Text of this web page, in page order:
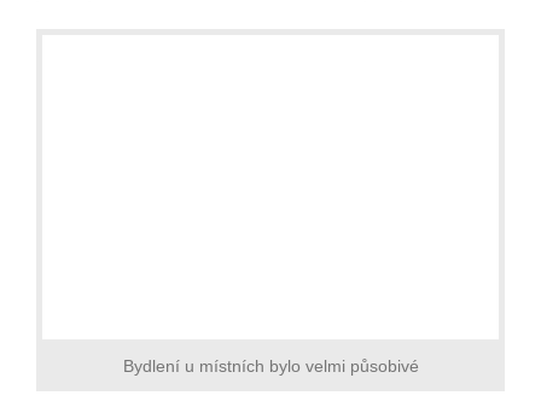
Bydlení u místních bylo velmi působivé